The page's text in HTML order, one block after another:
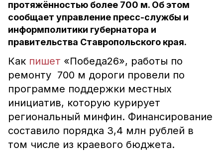
протяжённостью более 700 м. Об этом
сообщает управление пресс-службы и
информполитики губернатора и
правительства Ставропольского края.
Как пишет «Победа26», работы по
ремонту 700 м дороги провели по
программе поддержки местных
инициатив, которую курирует
региональный минфин. Финансирование
составило порядка 3,4 млн рублей в
том числе из краевого бюджета.